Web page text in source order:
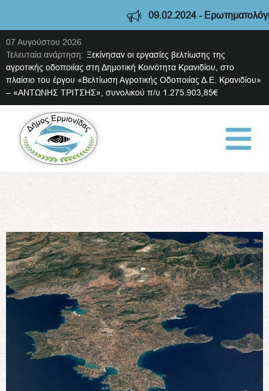
09.02.2024 - Ερωτηματολόγιο
07 Αυγούστου 2026
Τελευταία ανάρτηση: Ξεκίνησαν οι εργασίες βελτίωσης της
αγροτικής οδοποιίας στη Δημοτική Κοινότητα Κρανιδίου, στο
πλαίσιο του έργου «Βελτίωση Αγροτικής Οδοποιίας Δ.Ε. Κρανιδίου»
– «ΑΝΤΩΝΗΣ ΤΡΙΤΣΗΣ», συνολικού π/υ 1.275.903,85€